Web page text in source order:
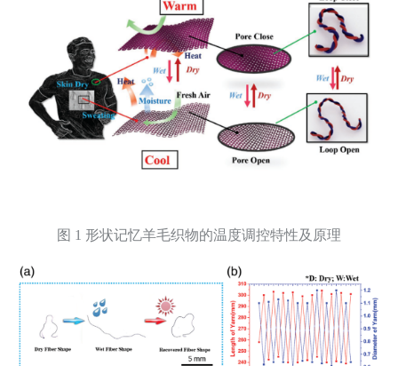
图 1 形状记忆羊毛织物的温度调控特性及原理